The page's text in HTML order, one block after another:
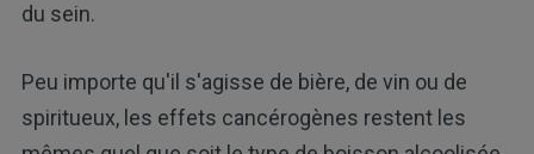
du sein.
Peu importe qu'il s'agisse de bière, de vin ou de
spiritueux, les effets cancérogènes restent les